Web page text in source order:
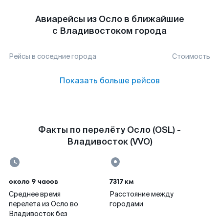
Авиарейсы из Осло в ближайшие
с Владивостоком города
Рейсы в соседние города Стоимость
Показать больше рейсов
Факты по перелёту Осло (OSL) -
Владивосток (VVO)
около 9 часов
Среднее время
перелета из Осло во
Владивосток без
7317 км
Расстояние между
городами